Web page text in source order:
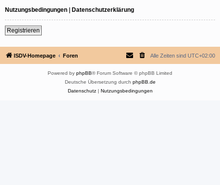
Nutzungsbedingungen | Datenschutzerklärung
Registrieren
ISDV-Homepage Foren Alle Zeiten sind UTC+02:00
Powered by phpBB® Forum Software © phpBB Limited
Deutsche Übersetzung durch phpBB.de
Datenschutz| Nutzungsbedingungen